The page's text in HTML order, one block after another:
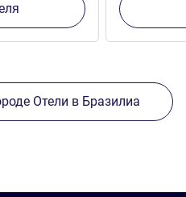
Отели в Бразилиа